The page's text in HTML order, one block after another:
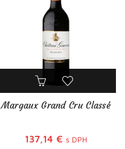
Margaux Grand Cru Classé
137,14 € s DPH